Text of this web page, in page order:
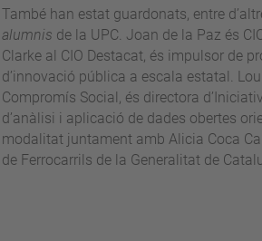
També han estat guardonats, entre
alumnis de la UPC. Joan de la Paz és
Clarke al CIO Destacat, és impulsor de
d’innovació pública a escala estatal.
Compromís Social, és directora
d’anàlisi i aplicació de dades obertes
modalitat juntament amb Alicia Coca
de Ferrocarrils de la Generalitat de